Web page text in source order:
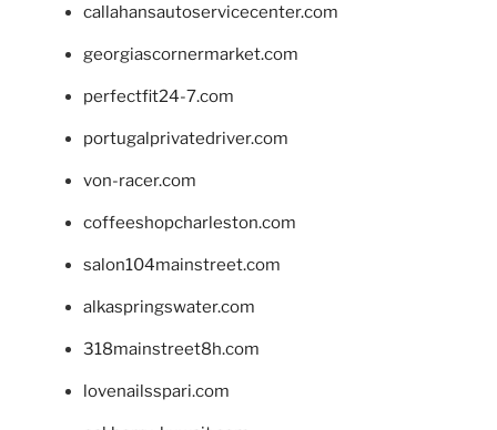
callahansautoservicecenter.com
georgiascornermarket.com
perfectfit24-7.com
portugalprivatedriver.com
von-racer.com
coffeeshopcharleston.com
salon104mainstreet.com
alkaspringswater.com
318mainstreet8h.com
lovenailsspari.com